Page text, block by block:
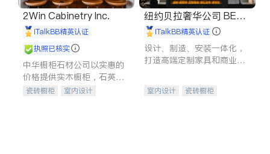
2Win Cabinetry Inc.
iTalkBB精英认证
执照已核实
中华橱柜石材公司以实惠的
价格提供实木橱柜，石英石
台面，多种优质不锈钢水
瓷砖橱柜
室内设计
纽约贝拉奢华公司 BELL
A LUXE
iTalkBB精英认证
设计、制造、安装一体化，
打造高端定制家具和商业空
室内设计
瓷砖橱柜